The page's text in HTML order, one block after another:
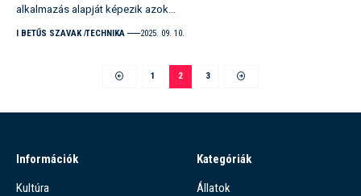
alkalmazás alapját képezik azok…
I BETŰS SZAVAK TECHNIKA 2025. 09. 10.
1 2 3
Információk
Kultúra
Kategóriák
Állatok